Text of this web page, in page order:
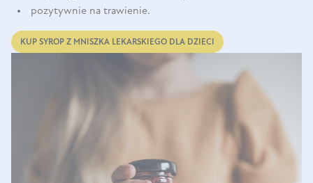
pozytywnie na trawienie.
KUP SYROP Z MNISZKA LEKARSKIEGO DLA DZIECI